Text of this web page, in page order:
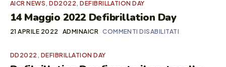
AICR NEWS,DD2022,DEFIBRILLATION DAY
14 Maggio 2022 Defibrillation Day
21 APRILE 2022 ADMINAICR COMMENTI DISABILITATI
DD2022, DEFIBRILLATION DAY